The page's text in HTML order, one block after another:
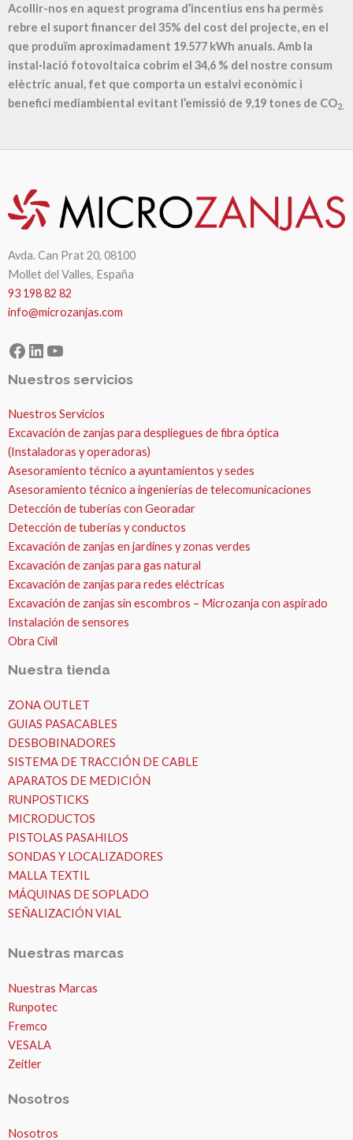
Acollir-nos en aquest programa d’incentius ens ha permès
rebre el suport financer del 35% del cost del projecte, en el
que produïm aproximadament 19.577 kWh anuals. Amb la
instal·lació fotovoltaica cobrim el 34,6 % del nostre consum
elèctric anual, fet que comporta un estalvi econòmic i
benefici mediambiental evitant l’emissió de 9,19 tones de CO2.
Avda. Can Prat 20, 08100
Mollet del Valles, España
93 198 82 82
info@microzanjas.com
Facebook
LinkedIn
YouTube
Nuestros servicios
Nuestros Servicios
Excavación de zanjas para despliegues de fibra óptica
(Instaladoras y operadoras)
Asesoramiento técnico a ayuntamientos y sedes
Asesoramiento técnico a ingenierías de telecomunicaciones
Detección de tuberías con Georadar
Detección de tuberías y conductos
Excavación de zanjas en jardines y zonas verdes
Excavación de zanjas para gas natural
Excavación de zanjas para redes eléctricas
Excavación de zanjas sin escombros – Microzanja con aspirado
Instalación de sensores
Obra Civil
Nuestra tienda
ZONA OUTLET
GUIAS PASACABLES
DESBOBINADORES
SISTEMA DE TRACCIÓN DE CABLE
APARATOS DE MEDICIÓN
RUNPOSTICKS
MICRODUCTOS
PISTOLAS PASAHILOS
SONDAS Y LOCALIZADORES
MALLA TEXTIL
MÁQUINAS DE SOPLADO
SEÑALIZACIÓN VIAL
Nuestras marcas
Nuestras Marcas
Runpotec
Fremco
VESALA
Zeitler
Nosotros
Nosotros